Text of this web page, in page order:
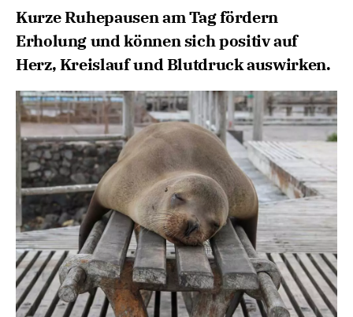
Kurze Ruhepausen am Tag fördern
Erholung und können sich positiv auf
Herz, Kreislauf und Blutdruck auswirken.